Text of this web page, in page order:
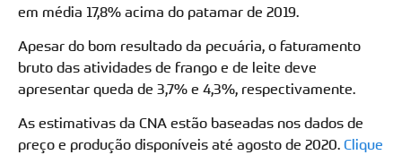
em média 17,8% acima do patamar de 2019.
Apesar do bom resultado da pecuária, o faturamento
bruto das atividades de frango e de leite deve
apresentar queda de 3,7% e 4,3%, respectivamente.
As estimativas da CNA estão baseadas nos dados de
preço e produção disponíveis até agosto de 2020. Clique